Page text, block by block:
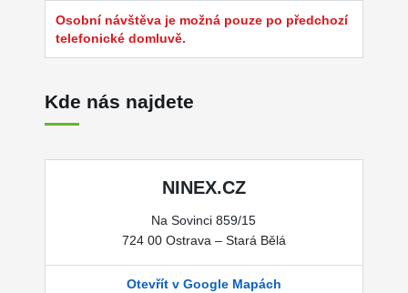
Osobní návštěva je možná pouze po předchozí
telefonické domluvě.
Kde nás najdete
NINEX.CZ
Na Sovinci 859/15
724 00 Ostrava – Stará Bělá
Otevřít v Google Mapách